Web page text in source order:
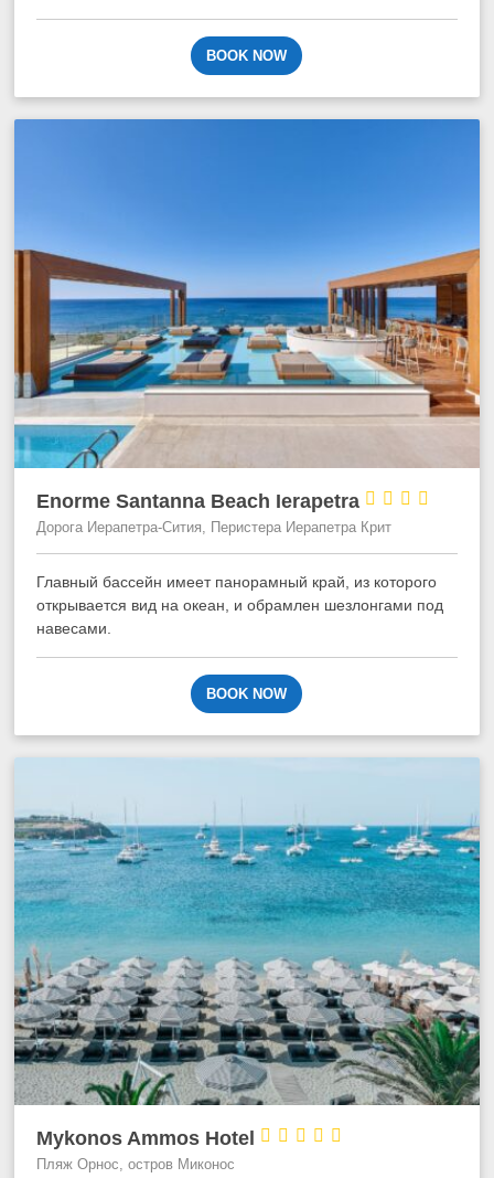
BOOK NOW
Enorme Santanna Beach Ierapetra 



Дорога Иерапетра-Сития, Перистера Иерапетра Крит
Главный бассейн имеет панорамный край, из которого
открывается вид на океан, и обрамлен шезлонгами под
навесами.
BOOK NOW
Mykonos Ammos Hotel 




Пляж Орнос, остров Миконос